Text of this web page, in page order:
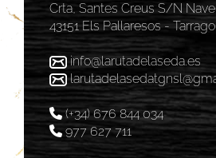
Crta, Santes Creus S/N
43151 Els Pallaresos -
info@larutadelaseda.es
(+34) 676 844 034
977 627 711